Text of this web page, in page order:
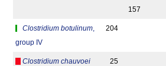
157
Clostridium botulinum
group IV
204
Clostridium chauvoei 25